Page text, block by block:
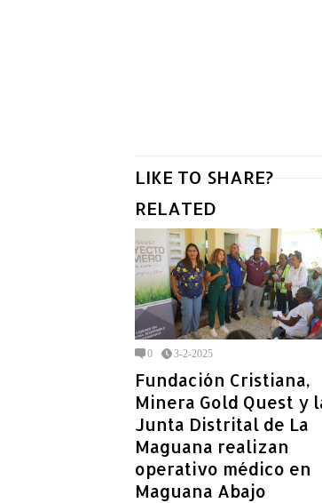
LIKE TO SHARE?
RELATED
0 3-2-2025
Fundación Cristiana,
Minera Gold Quest y
Junta Distrital de La
Maguana realizan
operativo médico en
Maguana Abajo